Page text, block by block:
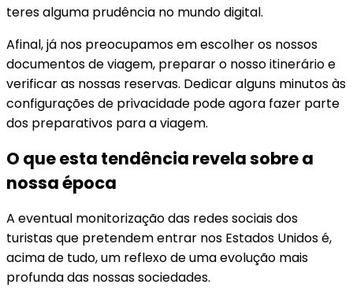
teres alguma prudência no mundo digital.
Afinal, já nos preocupamos em escolher os nossos
documentos de viagem, preparar o nosso itinerário e
verificar as nossas reservas. Dedicar alguns minutos às
configurações de privacidade pode agora fazer parte
dos preparativos para a viagem.
O que esta tendência revela sobre a
nossa época
A eventual monitorização das redes sociais dos
turistas que pretendem entrar nos Estados Unidos é,
acima de tudo, um reflexo de uma evolução mais
profunda das nossas sociedades.